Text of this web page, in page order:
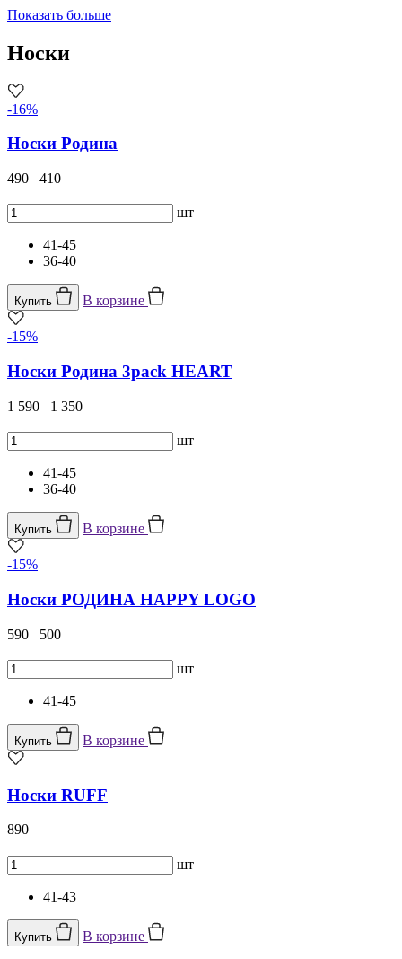
Показать больше
Носки
-16%
Носки Родина
490 410
шт
41-45
36-40
Купить В корзине
-15%
Носки Родина 3pack HEART
1 590 1 350
шт
41-45
36-40
Купить В корзине
-15%
Носки РОДИНА HAPPY LOGO
590 500
шт
41-45
Купить В корзине
Носки RUFF
890
шт
41-43
Купить В корзине